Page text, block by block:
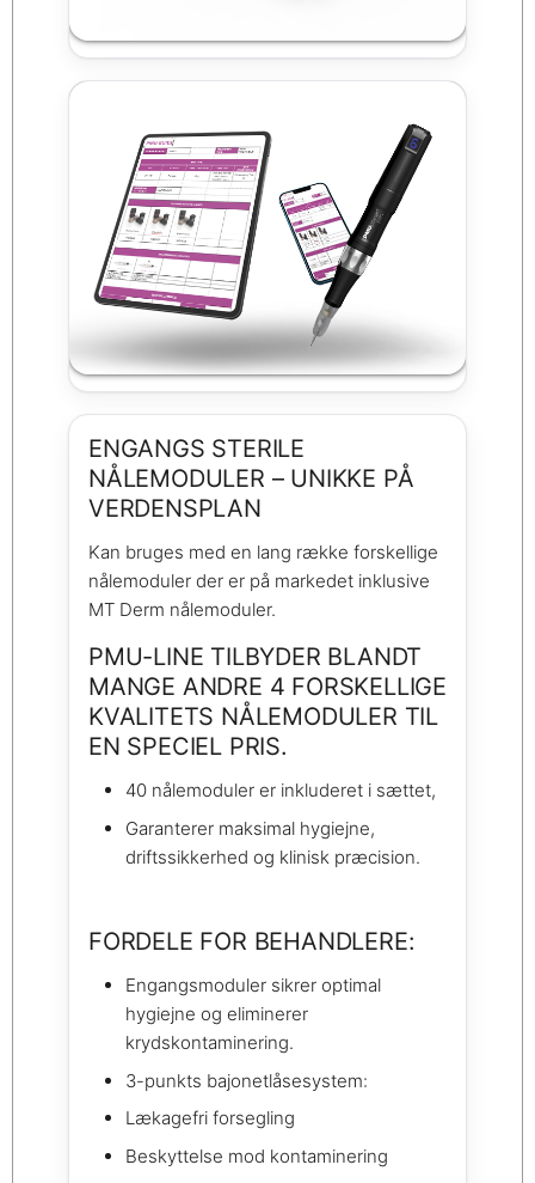
ENGANGS STERILE
NÅLEMODULER – UNIKKE PÅ
VERDENSPLAN
Kan bruges med en lang række forskellige
nålemoduler der er på markedet inklusive
MT Derm nålemoduler.
PMU-LINE TILBYDER BLANDT
MANGE ANDRE 4 FORSKELLIGE
KVALITETS NÅLEMODULER TIL
EN SPECIEL PRIS.
40 nålemoduler er inkluderet i sættet,
Garanterer maksimal hygiejne,
driftssikkerhed og klinisk præcision.
FORDELE FOR BEHANDLERE:
Engangsmoduler sikrer optimal
hygiejne og eliminerer
krydskontaminering.
3-punkts bajonetlåsesystem:
Lækagefri forsegling
Beskyttelse mod kontaminering